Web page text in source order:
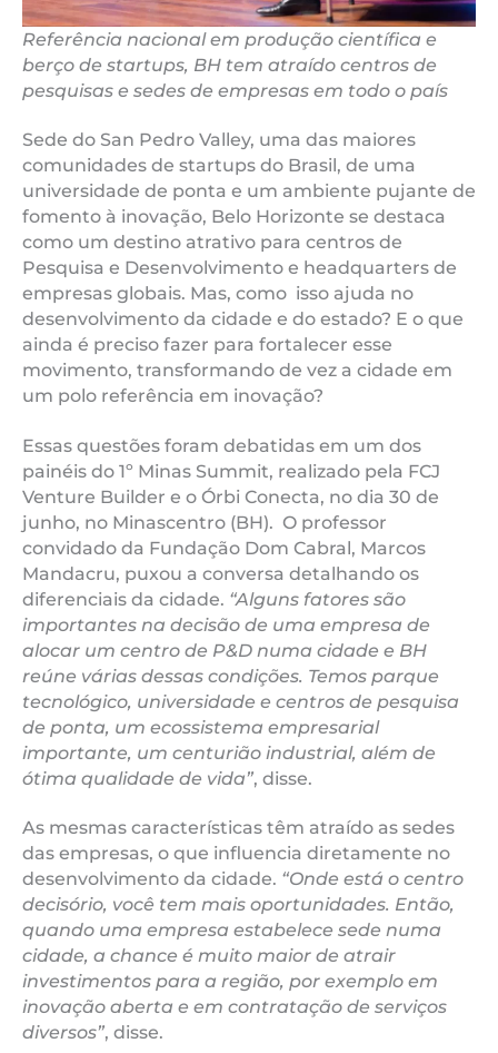
Referência nacional em produção científica e
berço de startups, BH tem atraído centros de
pesquisas e sedes de empresas em todo o país
Sede do San Pedro Valley, uma das maiores
comunidades de startups do Brasil, de uma
universidade de ponta e um ambiente pujante de
fomento à inovação, Belo Horizonte se destaca
como um destino atrativo para centros de
Pesquisa e Desenvolvimento e headquarters de
empresas globais. Mas, como isso ajuda no
desenvolvimento da cidade e do estado? E o que
ainda é preciso fazer para fortalecer esse
movimento, transformando de vez a cidade em
um polo referência em inovação?
Essas questões foram debatidas em um dos
painéis do 1º Minas Summit, realizado pela FCJ
Venture Builder e o Órbi Conecta, no dia 30 de
junho, no Minascentro (BH). O professor
convidado da Fundação Dom Cabral, Marcos
Mandacru, puxou a conversa detalhando os
diferenciais da cidade. “Alguns fatores são
importantes na decisão de uma empresa de
alocar um centro de P&D numa cidade e BH
reúne várias dessas condições. Temos parque
tecnológico, universidade e centros de pesquisa
de ponta, um ecossistema empresarial
importante, um centurião industrial, além de
ótima qualidade de vida”, disse.
As mesmas características têm atraído as sedes
das empresas, o que influencia diretamente no
desenvolvimento da cidade. “Onde está o centro
decisório, você tem mais oportunidades. Então,
quando uma empresa estabelece sede numa
cidade, a chance é muito maior de atrair
investimentos para a região, por exemplo em
inovação aberta e em contratação de serviços
diversos”, disse.